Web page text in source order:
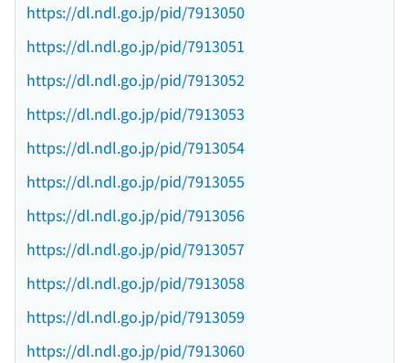
https://dl.ndl.go.jp/pid/7913050
https://dl.ndl.go.jp/pid/7913051
https://dl.ndl.go.jp/pid/7913052
https://dl.ndl.go.jp/pid/7913053
https://dl.ndl.go.jp/pid/7913054
https://dl.ndl.go.jp/pid/7913055
https://dl.ndl.go.jp/pid/7913056
https://dl.ndl.go.jp/pid/7913057
https://dl.ndl.go.jp/pid/7913058
https://dl.ndl.go.jp/pid/7913059
https://dl.ndl.go.jp/pid/7913060